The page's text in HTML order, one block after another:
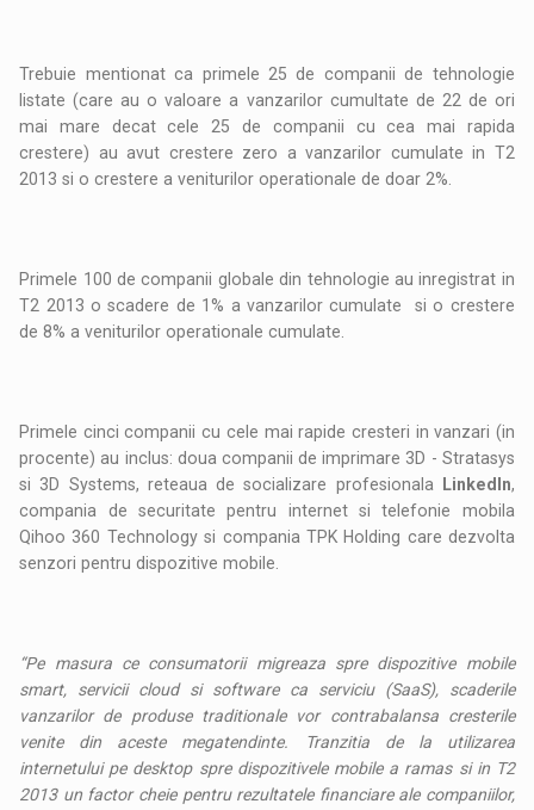
Trebuie mentionat ca primele 25 de companii de tehnologie
listate (care au o valoare a vanzarilor cumultate de 22 de ori
mai mare decat cele 25 de companii cu cea mai rapida
crestere) au avut crestere zero a vanzarilor cumulate in T2
2013 si o crestere a veniturilor operationale de doar 2%.
Primele 100 de companii globale din tehnologie au inregistrat in
T2 2013 o scadere de 1% a vanzarilor cumulate si o crestere
de 8% a veniturilor operationale cumulate.
Primele cinci companii cu cele mai rapide cresteri in vanzari (in
procente) au inclus: doua companii de imprimare 3D - Stratasys
si 3D Systems, reteaua de socializare profesionala
LinkedIn,
compania de securitate pentru internet si telefonie mobila
Qihoo 360 Technology si compania TPK Holding care dezvolta
senzori pentru dispozitive mobile.
“Pe masura ce consumatorii migreaza spre dispozitive mobile
smart, servicii cloud si software ca serviciu (SaaS), scaderile
vanzarilor de produse traditionale vor contrabalansa cresterile
venite din aceste megatendinte. Tranzitia de la utilizarea
internetului pe desktop spre dispozitivele mobile a ramas si in T2
2013 un factor cheie pentru rezultatele financiare ale companiilor,